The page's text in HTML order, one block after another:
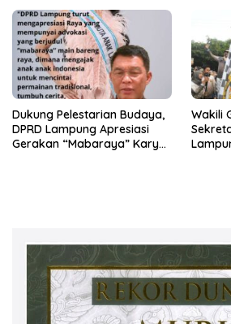
Dukung Pelestarian Budaya,
DPRD Lampung Apresiasi
Gerakan “Mabaraya” Karya
Wakili